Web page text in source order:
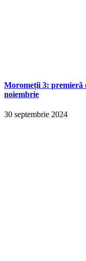
Moromeții 3: premieră
noiembrie
30 septembrie 2024